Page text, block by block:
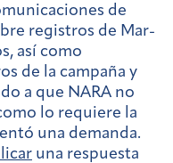
de
registros de Mar-
así como
de la campaña y
a que NARA no
lo requiere la
una demanda.
una respuesta